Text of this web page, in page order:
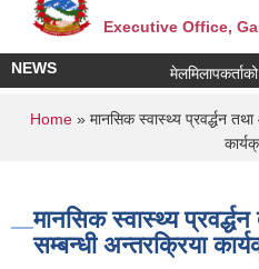
Executive Office,
NEWS मेलमिलापकर्ताको
You are here
Home» मानसिक स्वास्थ्य प्रवर्द्धन
मानसिक स्वास्थ्य
सम्बन्धी अन्तरक्रिया